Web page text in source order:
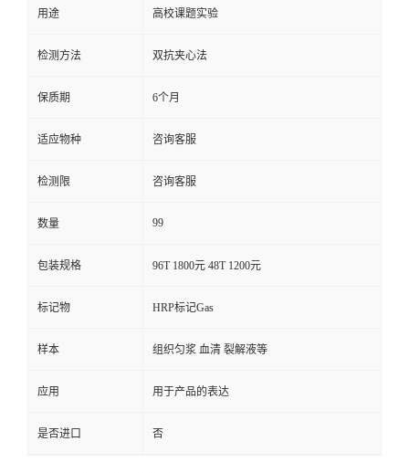
用途 高校课题实验
检测方法 双抗夹心法
保质期 6个月
适应物种 咨询客服
检测限 咨询客服
数量 99
包装规格 96T 1800元 48T 1200元
标记物 HRP标记Gas
样本 组织匀浆 血清 裂解液等
应用 用于产品的表达
是否进口 否